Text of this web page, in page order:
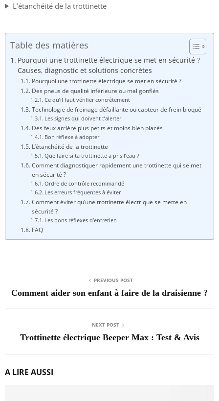
L’étanchéité de la trottinette
Table des matières
Pourquoi une trottinette électrique se met en sécurité ?
Causes, diagnostic et solutions concrètes
Pourquoi une trottinette électrique se met en sécurité ?
Des pneus de qualité inférieure ou mal gonflés
Ce qu’il faut vérifier concrètement
Technologie de freinage défaillante ou capteur de frein bloqué
Les signes qui doivent t’alerter
Des feux arrière plus petits et moins bien placés
Bon réflexe à adopter
L’étanchéité de la trottinette
Que faire si ta trottinette a pris l’eau ?
Comment diagnostiquer rapidement une trottinette qui se met
en sécurité ?
Ordre de contrôle recommandé
Les erreurs fréquentes à éviter
Comment éviter qu’une trottinette électrique se mette en
sécurité ?
Les bons réflexes d’entretien
FAQ
PREVIOUS POST
Comment aider son enfant à faire de la draisienne ?
NEXT POST
Trottinette électrique Beeper Max : Test & Avis
A LIRE AUSSI